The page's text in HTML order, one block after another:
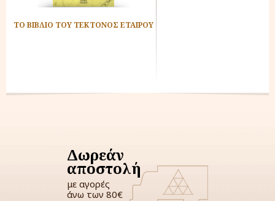
ΤΟ ΒΙΒΛΙΟ ΤΟΥ ΤΕΚΤΟΝΟΣ ΕΤΑΙΡΟΥ
Δωρεάν
αποστολή
με αγορές
άνω των 80€